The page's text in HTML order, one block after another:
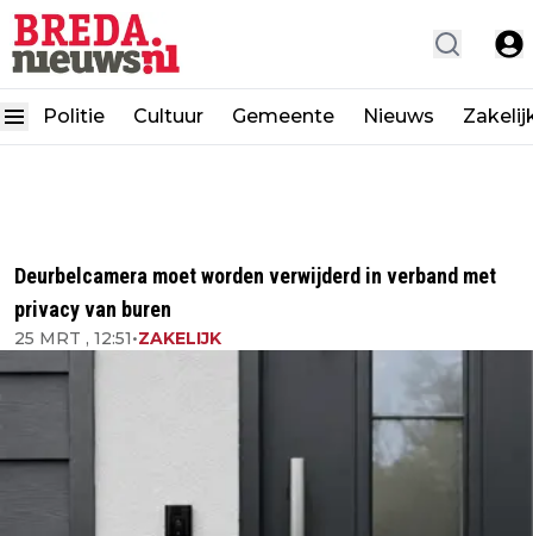
Politie Cultuur Gemeente Nieuws
Deurbelcamera moet worden verwijderd in verband met
privacy van buren
25 MRT , 12:51•ZAKELIJK